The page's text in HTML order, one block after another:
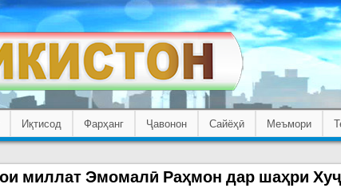
Иқтисод Фарҳанг Ҷавонон Сайёҳӣ Меъмори
миллат Эмомалӣ Раҳмон дар шаҳри